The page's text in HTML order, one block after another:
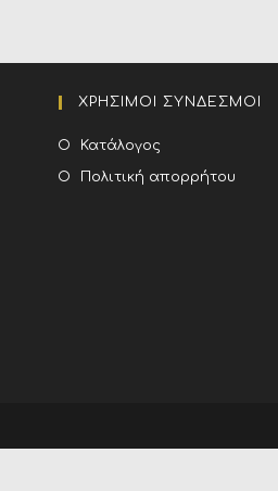
ΧΡΗΣΙΜΟΙ ΣΥΝΔΕΣΜΟΙ
Κατάλογος
Πολιτική απορρήτου